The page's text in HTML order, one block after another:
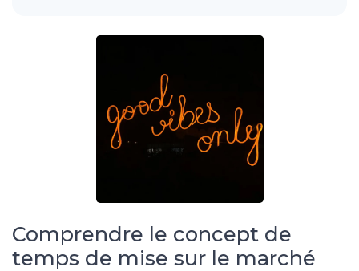
Comprendre le concept de
temps de mise sur le marché